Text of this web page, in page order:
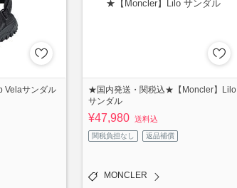
Velaサンダル
★国内発送・関税込★【Moncler】Lilo
サンダル
¥47,980 送料込
関税負担なし 返品補償
MONCLER